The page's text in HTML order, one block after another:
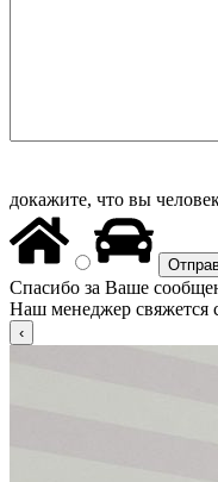
докажите, что вы
Спасибо за Ваше
Наш менеджер свяжется